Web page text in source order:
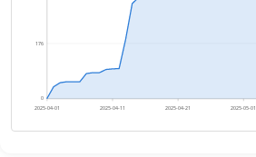
0
176
2025-04-01 2025-04-11 2025-04-21 2025-05-01